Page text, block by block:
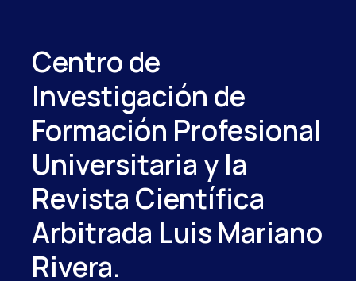
Centro de
Investigación de
Formación Profesional
Universitaria y la
Revista Científica
Arbitrada Luis Mariano
Rivera.